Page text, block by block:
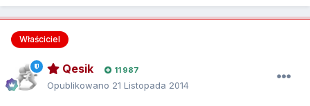
Właściciel
Qesik 11 987
Opublikowano 21 Listopada 2014